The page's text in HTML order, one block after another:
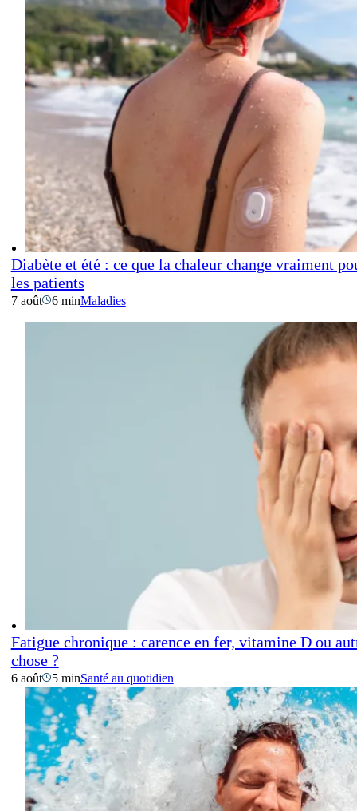
Diabète et été : ce que la chaleur change vraiment
les patients
7 août 6 minMaladies
Fatigue chronique : carence en fer, vitamine D ou
chose ?
6 août 5 minSanté au quotidien